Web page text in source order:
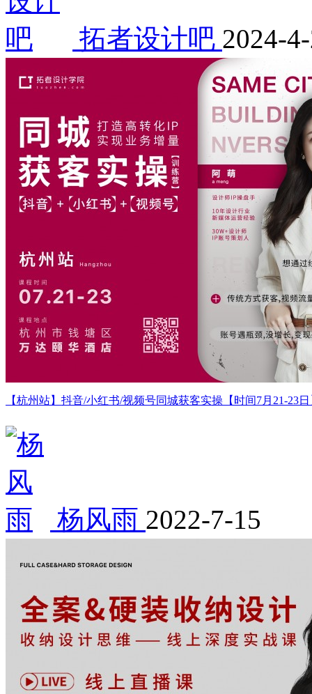
拓者设计吧 2024-
【杭州站】抖音/小红书/视频号同城获客实操【时间7月21-23
杨风雨 2022-7-15